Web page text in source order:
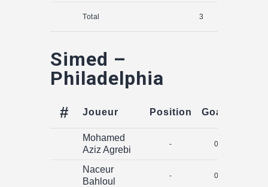
Total 3
Simed –
Philadelphia
# Joueur Position Goals
Mohamed
Aziz Agrebi
- 0
Naceur
Bahloul
- 0